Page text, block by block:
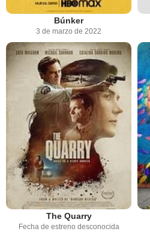
Búnker
3 de marzo de 2022
The Quarry
Fecha de estreno desconocida